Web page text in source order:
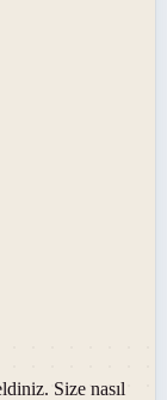
Size nasıl